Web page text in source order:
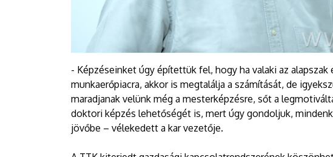
- Képzéseinket úgy építettük fel, hogy ha valaki az
munkaerőpiacra, akkor is megtalálja a számítását, de
maradjanak velünk még a mesterképzésre, sőt a
doktori képzés lehetőségét is, mert úgy gondoljuk,
jövőbe – vélekedett a kar vezetője.